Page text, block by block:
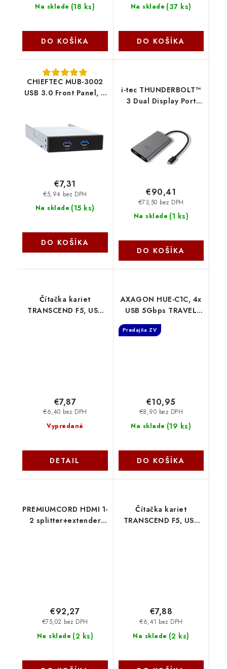
Na sklade (18 ks)
DO KOŠÍKA
Na sklade (37 ks)
DO KOŠÍKA
CHIEFTEC MUB-3002
USB 3.0 Front Panel, 2
Na sklade (15 ks)
€5,94 bez DPH
€7,31
DO KOŠÍKA
i-tec THUNDERBOLT™
3 Dual Display Port
Na sklade (1 ks)
€73,50 bez DPH
€90,41
DO KOŠÍKA
Čítačka kariet
TRANSCEND F5, USB
Vypredané
€6,40 bez DPH
€7,87
DETAIL
AXAGON HUE-C1C, 4x
USB 5Gbps TRAVEL
hub, USB-C napájací
konektor, kábel USB-C
Predajňa ZV
Na sklade (19 ks)
€8,90 bez DPH
€10,95
DO KOŠÍKA
PREMIUMCORD HDMI 1-
2 splitter+extender
Na sklade (2 ks)
€75,02 bez DPH
€92,27
Čítačka kariet
TRANSCEND F5, USB
Na sklade (2 ks)
€6,41 bez DPH
€7,88